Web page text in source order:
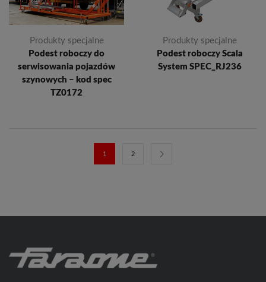
Produkty specjalne
Podest roboczy do
serwisowania pojazdów
szynowych – kod spec
TZ0172
Produkty specjalne
Podest roboczy Scala
System SPEC_RJ236
1 2